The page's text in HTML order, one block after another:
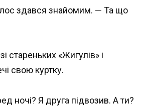
здався знайомим. — Та що
стареньких «Жигулів» і
свою куртку.
ночі? Я друга підвозив. А ти?